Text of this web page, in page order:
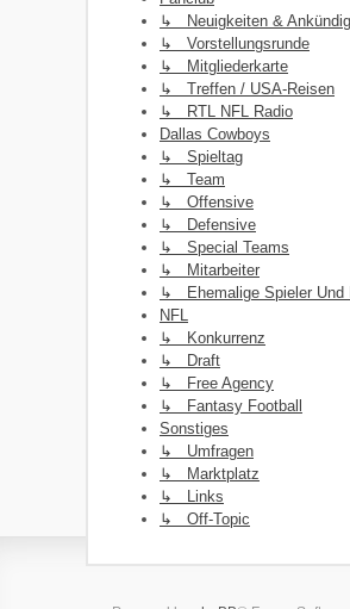
↳ Neuigkeiten &
↳ Vorstellungsrunde
↳ Mitgliederkarte
↳ Treffen / USA-Reisen
↳ RTL NFL Radio
Dallas Cowboys
↳ Spieltag
↳ Team
↳ Offensive
↳ Defensive
↳ Special Teams
↳ Mitarbeiter
↳ Ehemalige Spieler Und
NFL
↳ Konkurrenz
↳ Draft
↳ Free Agency
↳ Fantasy Football
Sonstiges
↳ Umfragen
↳ Marktplatz
↳ Links
↳ Off-Topic